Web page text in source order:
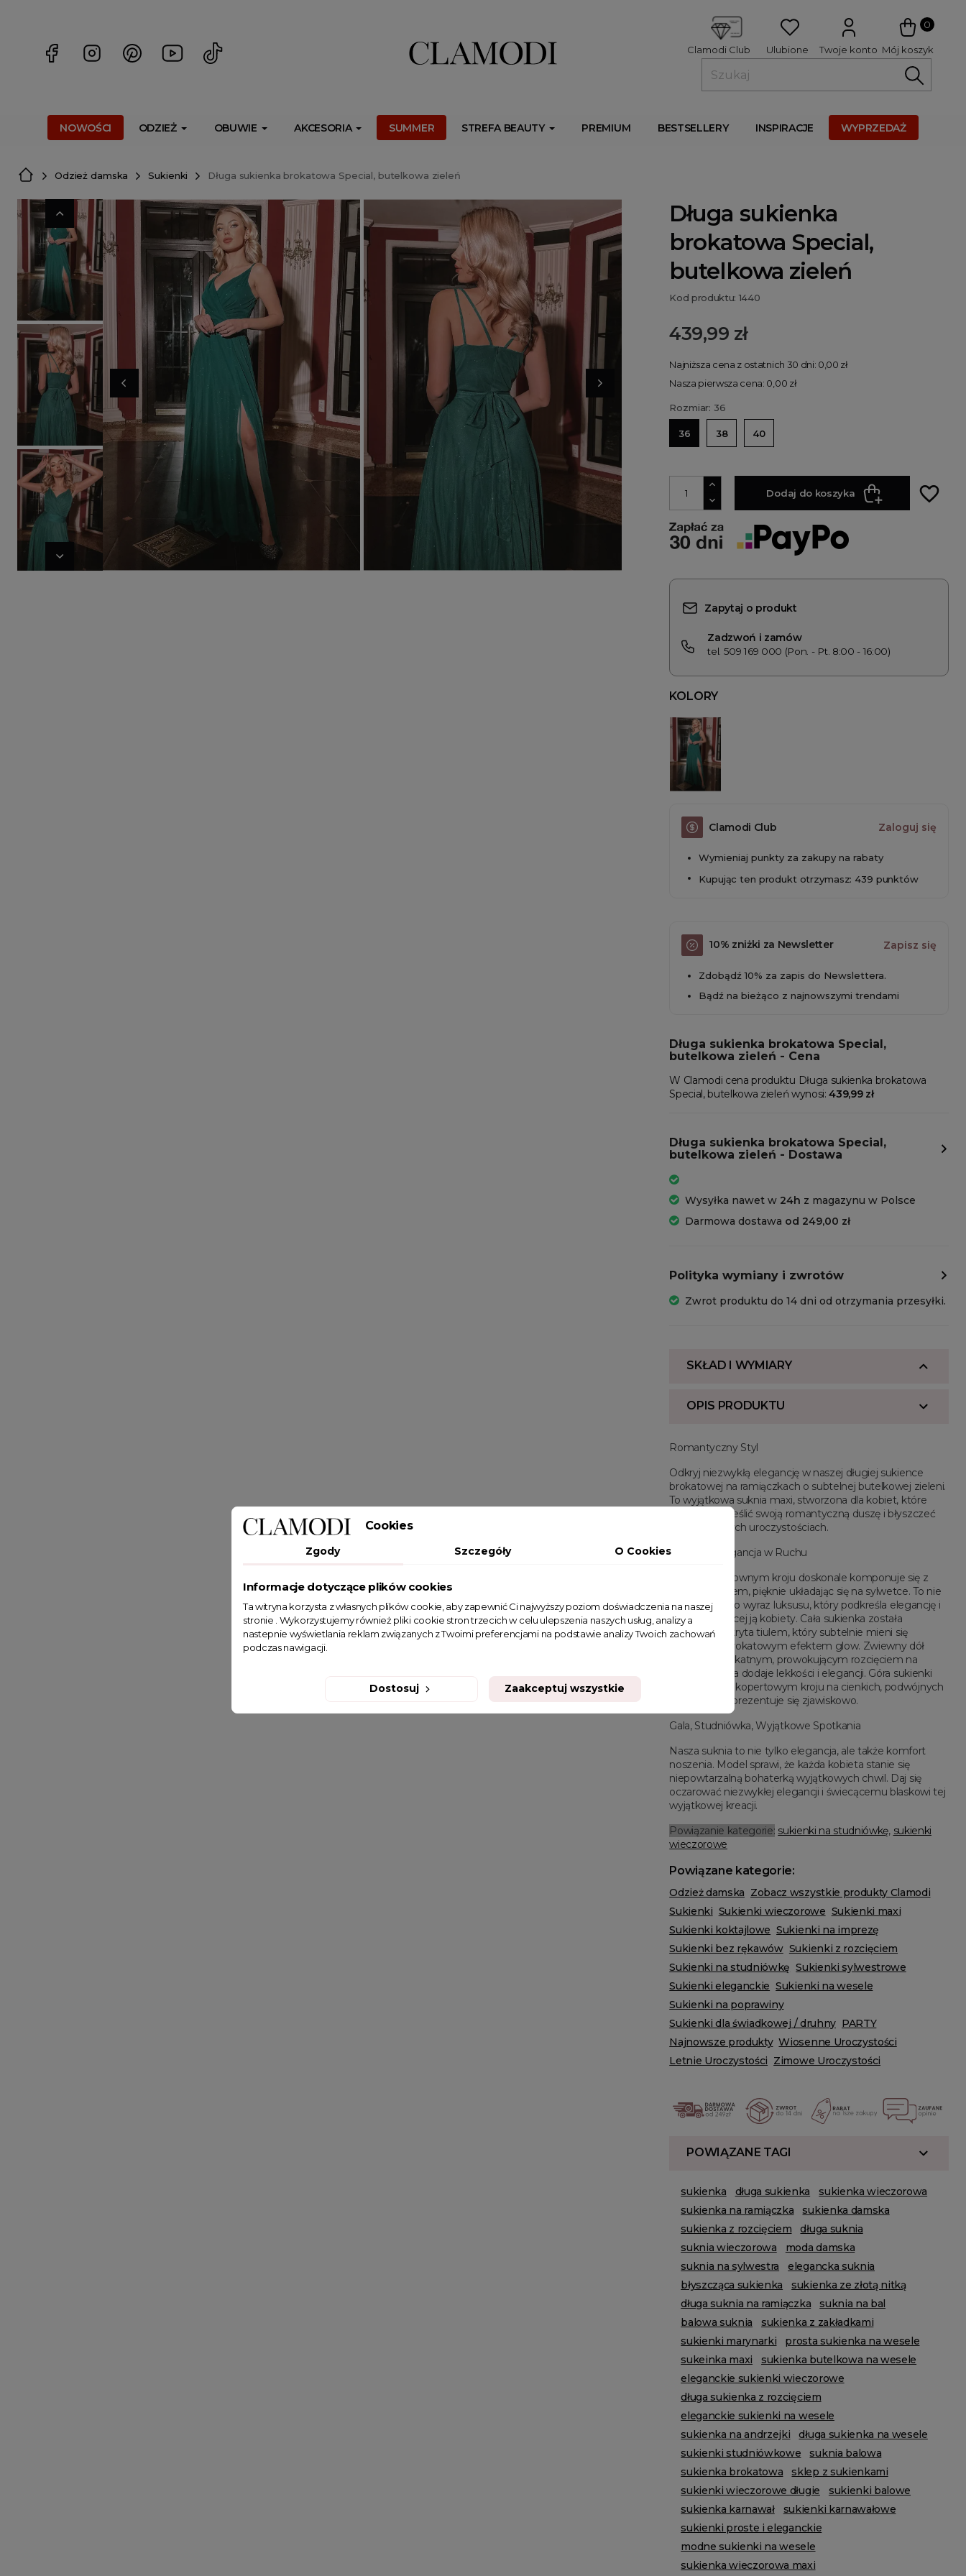
0
Mój koszyk
Twoje konto
Ulubione
Clamodi Club
NOWOŚCI ODZIEŻ OBUWIE AKCESORIA SUMMER STREFA BEAUTY PREMIUM BESTSELLERY INSPIRACJE WYPRZEDAŻ
Odzież damska Sukienki Długa sukienka brokatowa Special, butelkowa zieleń
Długa sukienka
brokatowa Special,
butelkowa zieleń
Kod produktu: 1440
439,99 zł
Najniższa cena z ostatnich 30 dni: 0,00 zł
Nasza pierwsza cena: 0,00 zł
Rozmiar: 36
36 38 40
Dodaj do koszyka favorite_border
Zapytaj o produkt
Zadzwoń i zamów
tel. 509 169 000 (Pon. - Pt. 8:00 - 16:00)
KOLORY
Clamodi Club Zaloguj się
Wymieniaj punkty za zakupy na rabaty
Kupując ten produkt otrzymasz: 439 punktów
10% zniżki za Newsletter Zapisz się
Zdobądź 10% za zapis do Newslettera.
Bądź na bieżąco z najnowszymi trendami
Długa sukienka brokatowa Special,
butelkowa zieleń - Cena
W Clamodi cena produktu Długa sukienka brokatowa
Special, butelkowa zieleń wynosi:439,99 zł
Długa sukienka brokatowa Special,
butelkowa zieleń - Dostawa
Wysyłka nawet w 24h z magazynu w Polsce
Darmowa dostawa od 249,00 zł
Polityka wymiany i zwrotów
Zwrot produktu do 14 dni od otrzymania przesyłki.
SKŁAD I WYMIARY
OPIS PRODUKTU
Romantyczny Styl
Odkryj niezwykłą elegancję w naszej długiej sukience
brokatowej na ramiączkach o subtelnej butelkowej zieleni.
To wyjątkowa suknia maxi, stworzona dla kobiet, które
pragną podkreślić swoją romantyczną duszę i błyszczeć
na wyjątkowych uroczystościach.
Subtelna Elegancja w Ruchu
Model o szykownym kroju doskonale komponuje się z
każdym ruchem, pięknie układając się na sylwetce. To nie
tylko suknia, to wyraz luksusu, który podkreśla elegancję i
wdzięk noszącej ją kobiety. Cała sukienka została
misternie pokryta tiulem, który subtelnie mieni się
delikatnym brokatowym efektem glow. Zwiewny dół
sukienki z delikatnym, prowokującym rozcięciem na
wysokości uda dodaje lekkości i elegancji. Góra sukienki
utrzymana w kopertowym kroju na cienkich, podwójnych
ramiączkach prezentuje się zjawiskowo.
Gala, Studniówka, Wyjątkowe Spotkania
Nasza suknia to nie tylko elegancja, ale także komfort
noszenia. Model sprawi, że każda kobieta stanie się
niepowtarzalną bohaterką wyjątkowych chwil. Daj się
oczarować niezwykłej elegancji i świecącemu blaskowi tej
wyjątkowej kreacji.
Powiązanie kategorie: sukienki na studniówkę, sukienki
wieczorowe
Powiązane kategorie:
Odzież damska Zobacz wszystkie produkty Clamodi
Sukienki Sukienki wieczorowe Sukienki maxi
Sukienki koktajlowe Sukienki na imprezę
Sukienki bez rękawów Sukienki z rozcięciem
Sukienki na studniówkę Sukienki sylwestrowe
Sukienki eleganckie Sukienki na wesele
Sukienki na poprawiny
Sukienki dla świadkowej / druhny PARTY
Najnowsze produkty Wiosenne Uroczystości
Letnie Uroczystości Zimowe Uroczystości
POWIĄZANE TAGI
sukienka długa sukienka
sukienka wieczorowa
sukienka na ramiączka
sukienka damska
sukienka z rozcięciem
długa suknia
suknia wieczorowa
moda damska
suknia na sylwestra
elegancka suknia
błyszcząca sukienka
sukienka ze złotą nitką
długa suknia na ramiączka
suknia na bal
balowa suknia
sukienka z zakładkami
sukienki marynarki
prosta sukienka na wesele
sukeinka maxi
sukienka butelkowa na wesele
eleganckie sukienki wieczorowe
długa sukienka z rozcięciem
eleganckie sukienki na wesele
sukienka na andrzejki
długa sukienka na wesele
sukienki studniówkowe
suknia balowa
sukienka brokatowa
sklep z sukienkami
sukienki wieczorowe długie
sukienki balowe
sukienka karnawał
sukienki karnawałowe
sukienki proste i eleganckie
modne sukienki na wesele
sukienka wieczorowa maxi
Cookies
Zgody Szczegóły O Cookies
Informacje dotyczące plików cookies
Ta witryna korzysta z własnych plików cookie, aby zapewnić Ci najwyższy poziom doświadczenia na naszej
stronie . Wykorzystujemy również pliki cookie stron trzecich w celu ulepszenia naszych usług, analizy a
nastepnie wyświetlania reklam związanych z Twoimi preferencjami na podstawie analizy Twoich zachowań
podczas nawigacji.
Dostosuj Zaakceptuj wszystkie